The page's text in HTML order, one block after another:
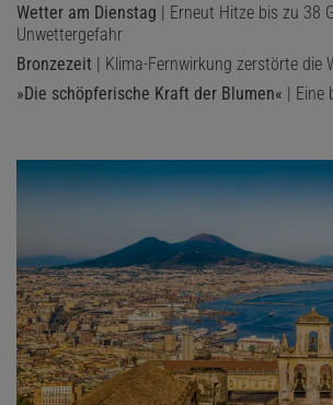
Wetter am Dienstag | Erneut Hitze bis zu 38
Unwettergefahr
Bronzezeit | Klima-Fernwirkung zerstörte die
»Die schöpferische Kraft der Blumen« | Eine